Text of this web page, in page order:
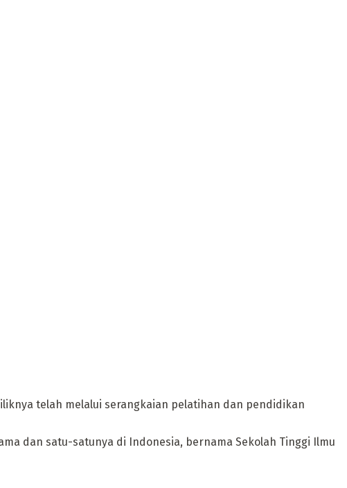
telah melalui serangkaian pelatihan dan pendidikan
dan satu-satunya di Indonesia, bernama Sekolah Tinggi Ilmu